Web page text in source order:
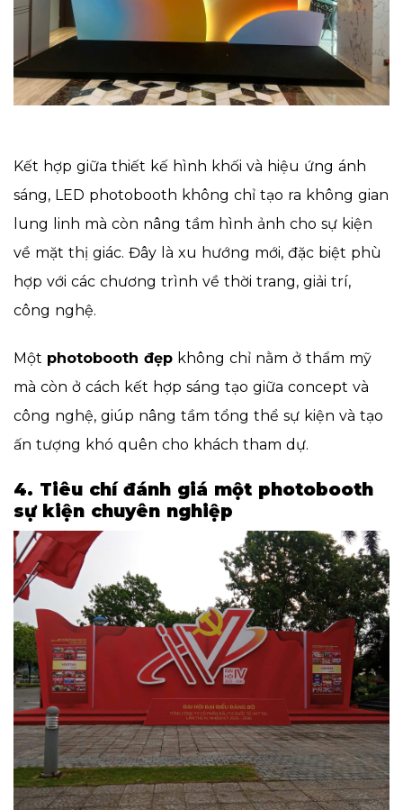
Kết hợp giữa thiết kế hình khối và hiệu ứng ánh
sáng, LED photobooth không chỉ tạo ra không gian
lung linh mà còn nâng tầm hình ảnh cho sự kiện
về mặt thị giác. Đây là xu hướng mới, đặc biệt phù
hợp với các chương trình về thời trang, giải trí,
công nghệ.
Một photobooth đẹp không chỉ nằm ở thẩm mỹ
mà còn ở cách kết hợp sáng tạo giữa concept và
công nghệ, giúp nâng tầm tổng thể sự kiện và tạo
ấn tượng khó quên cho khách tham dự.
4. Tiêu chí đánh giá một photobooth
sự kiện chuyên nghiệp